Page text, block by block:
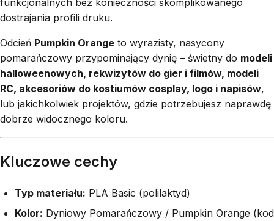
funkcjonalnych bez konieczności skomplikowanego
dostrajania profili druku.
Odcień Pumpkin Orange to wyrazisty, nasycony
pomarańczowy przypominający dynię – świetny do modeli
halloweenowych, rekwizytów do gier i filmów, modeli
RC, akcesoriów do kostiumów cosplay, logo i napisów,
lub jakichkolwiek projektów, gdzie potrzebujesz naprawdę
dobrze widocznego koloru.
Kluczowe cechy
Typ materiału: PLA Basic (polilaktyd)
Kolor: Dyniowy Pomarańczowy / Pumpkin Orange (kod